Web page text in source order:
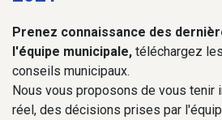
Prenez connaissance des
l'équipe municipale, téléchargez
conseils municipaux.
Nous vous proposons de vous tenir
réel, des décisions prises par